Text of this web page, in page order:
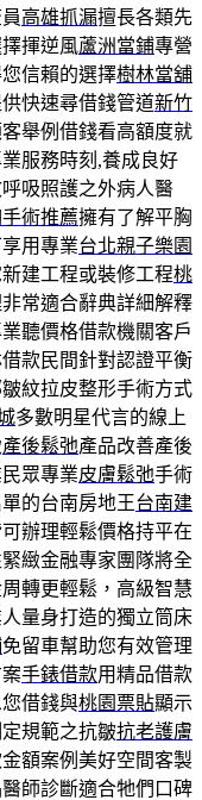
高雄抓漏擅長各類先
揮逆風蘆洲當鋪專營
信賴的選擇樹林當舖
快速尋借錢管道新竹
舉例借錢看高額度就
服務時刻,養成良好
吸照護之外病人醫
術推薦擁有了解平胸
用專業台北親子樂園
建工程或裝修工程桃
常適合辭典詳細解釋
聽價格借款機關客戶
款民間針對認證平衡
紋拉皮整形手術方式​
多數明星代言的線上
產後鬆弛產品改善產後
眾專業皮膚鬆弛手術
的台南房地王台南建
辦理輕鬆價格持平在
緻金融專家團隊將全
轉更輕鬆，高級智慧
量身打造的獨立筒床
免留車幫助您有效管理
手錶借款用精品借款
借錢與桃園票貼顯示
規範之抗皺抗老護膚
額案例美好空間客製
師診斷適合牠們口碑